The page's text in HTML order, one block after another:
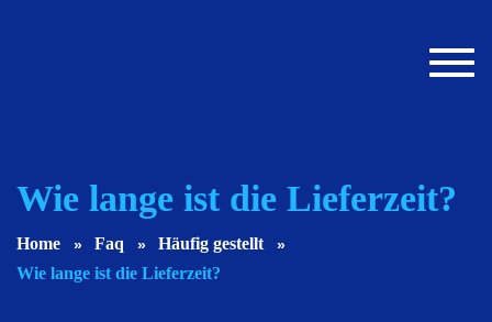
Wie lange ist die Lieferzeit?
Home Faq
Häufig gestellt
Wie lange ist die Lieferzeit?